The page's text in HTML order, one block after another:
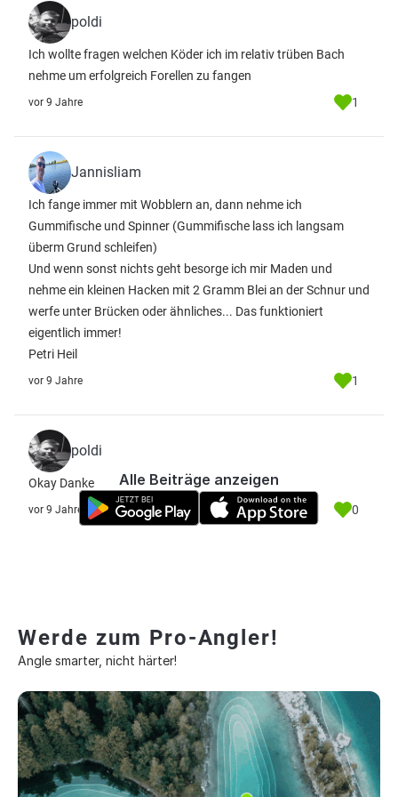
poldi
Ich wollte fragen welchen Köder ich im relativ trüben Bach
nehme um erfolgreich Forellen zu fangen
vor 9 Jahre 1
Jannisliam
Ich fange immer mit Wobblern an, dann nehme ich
Gummifische und Spinner (Gummifische lass ich langsam
überm Grund schleifen)
Und wenn sonst nichts geht besorge ich mir Maden und
nehme ein kleinen Hacken mit 2 Gramm Blei an der Schnur und
werfe unter Brücken oder ähnliches... Das funktioniert
eigentlich immer!
Petri Heil
vor 9 Jahre 1
poldi
Okay Danke
vor 9 Jahre 0
Alle Beiträge anzeigen
Werde zum Pro-Angler!
Angle smarter, nicht härter!